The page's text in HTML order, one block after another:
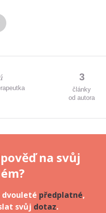
3
články
od autora
na svůj
dvouleté předplatné,
svůj dotaz.